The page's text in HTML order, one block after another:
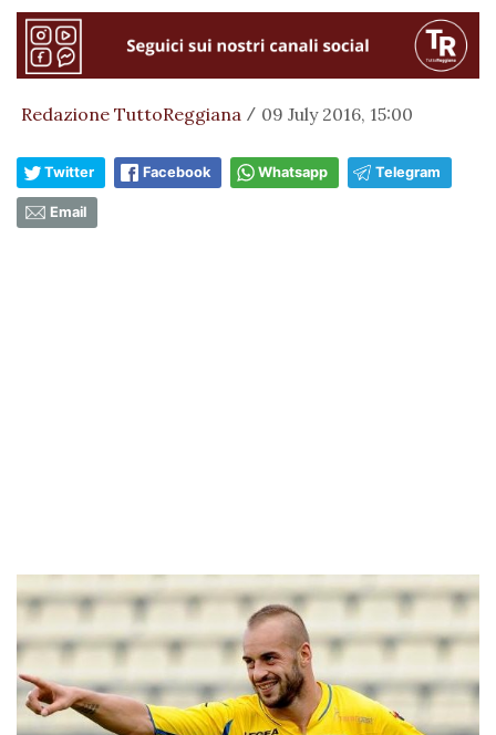
Redazione TuttoReggiana / 09 July 2016, 15:00
Twitter Facebook Whatsapp Telegram
Email